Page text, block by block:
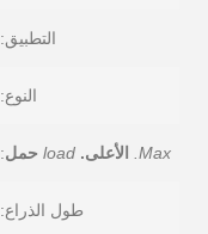
التطبيق:
النوع:
Max. الأعلى. load حمل:
طول الذراع: